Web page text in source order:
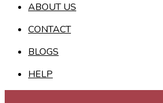
ABOUT US
CONTACT
BLOGS
HELP